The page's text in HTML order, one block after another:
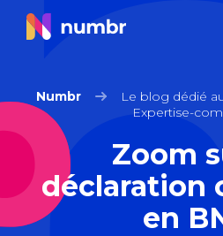
Numbr
Le blog dédié
Expertise-
Zoom
déclaration
en